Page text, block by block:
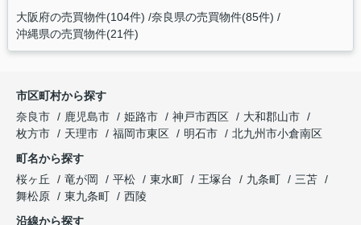
大阪府の売買物件(104件) 奈良県の売買物件(85件)
沖縄県の売買物件(21件)
市区町村から探す
奈良市
鹿児島市 姫路市 神戸市西区
大和郡山市
枚方市
天理市 福岡市東区 明石市
北九州市小倉南区
町名から探す
桜ヶ丘
竜が岡 平松 東水町 王塚台 九条町
三苫
舞松原
東九条町
西陵
沿線から探す